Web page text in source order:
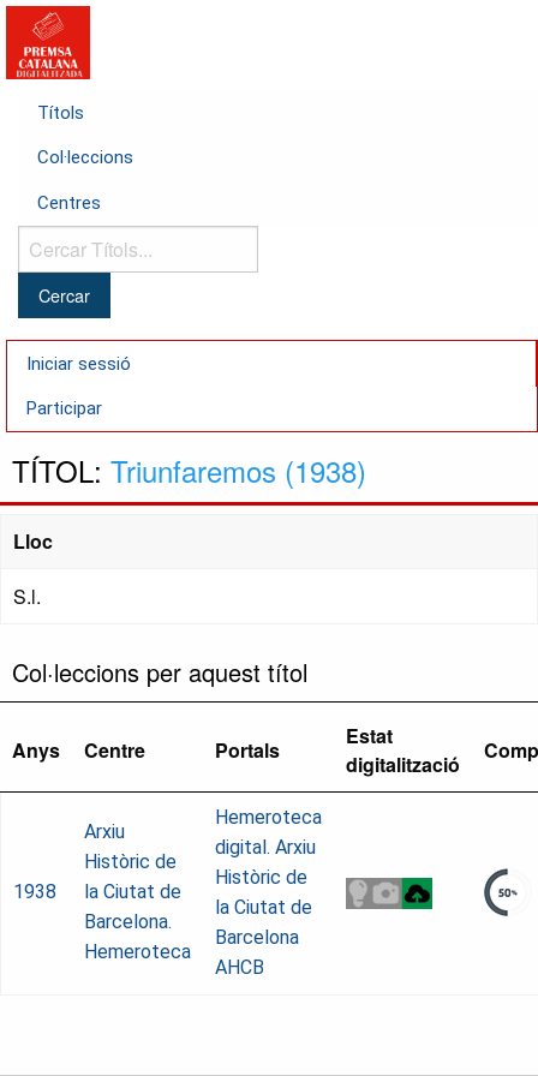
Títols
Col·leccions
Centres
Cercar
Títols...
Iniciar sessió
Participar
TÍTOL: Triunfaremos (1938)
Lloc
S.l.
Col·leccions per aquest títol
Anys Centre Portals
Estat
digitalització
1938
Arxiu
Històric de
la Ciutat de
Barcelona.
Hemeroteca
Hemeroteca
digital. Arxiu
Històric de
la Ciutat de
Barcelona
AHCB